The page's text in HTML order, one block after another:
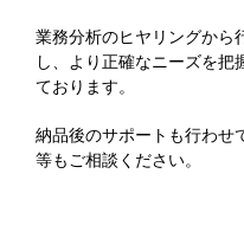
業務分析のヒヤリングから
し、より正確なニーズを把
ております。
納品後のサポートも行わせ
等もご相談ください。